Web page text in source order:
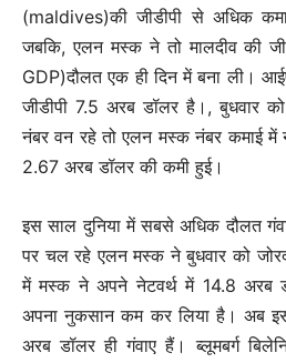
(maldives)की जीडीपी से अधिक
जबकि, एलन मस्क ने तो मालदीव की
GDP)दौलत एक ही दिन में बना ली।
जीडीपी 7.5 अरब डॉलर है।, बुधवार
नंबर वन रहे तो एलन मस्क नंबर कमाई में
2.67 अरब डॉलर की कमी हुई।
इस साल दुनिया में सबसे अधिक दौलत
पर चल रहे एलन मस्क ने बुधवार को
में मस्क ने अपने नेटवर्थ में 14.8 अरब
अपना नुकसान कम कर लिया है। अब
अरब डॉलर ही गंवाए हैं। ब्लूमबर्ग